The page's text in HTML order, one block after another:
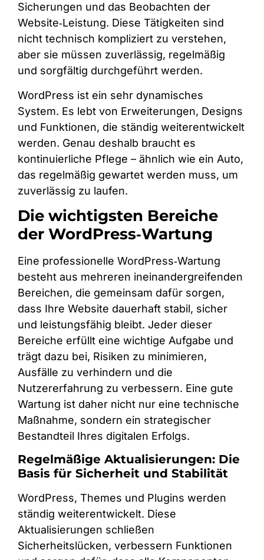
Sicherungen und das Beobachten der
Website‑Leistung. Diese Tätigkeiten sind
nicht technisch kompliziert zu verstehen,
aber sie müssen zuverlässig, regelmäßig
und sorgfältig durchgeführt werden.
WordPress ist ein sehr dynamisches
System. Es lebt von Erweiterungen, Designs
und Funktionen, die ständig weiterentwickelt
werden. Genau deshalb braucht es
kontinuierliche Pflege – ähnlich wie ein Auto,
das regelmäßig gewartet werden muss, um
zuverlässig zu laufen.
Die wichtigsten Bereiche
der WordPress‑Wartung
Eine professionelle WordPress‑Wartung
besteht aus mehreren ineinandergreifenden
Bereichen, die gemeinsam dafür sorgen,
dass Ihre Website dauerhaft stabil, sicher
und leistungsfähig bleibt. Jeder dieser
Bereiche erfüllt eine wichtige Aufgabe und
trägt dazu bei, Risiken zu minimieren,
Ausfälle zu verhindern und die
Nutzererfahrung zu verbessern. Eine gute
Wartung ist daher nicht nur eine technische
Maßnahme, sondern ein strategischer
Bestandteil Ihres digitalen Erfolgs.
Regelmäßige Aktualisierungen: Die
Basis für Sicherheit und Stabilität
WordPress, Themes und Plugins werden
ständig weiterentwickelt. Diese
Aktualisierungen schließen
Sicherheitslücken, verbessern Funktionen